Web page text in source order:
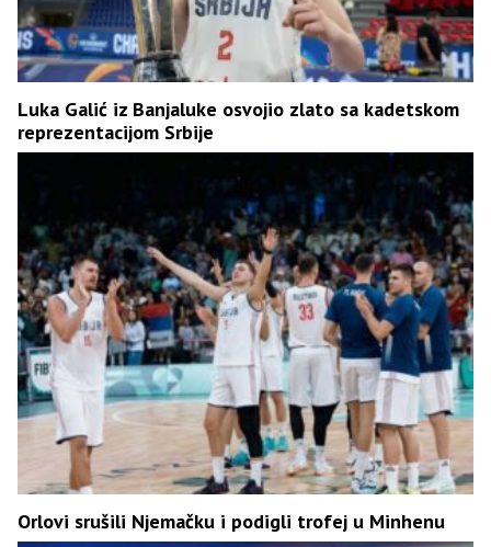
Luka Galić iz Banjaluke osvojio zlato sa kadetskom
reprezentacijom Srbije
Orlovi srušili Njemačku i podigli trofej u Minhenu